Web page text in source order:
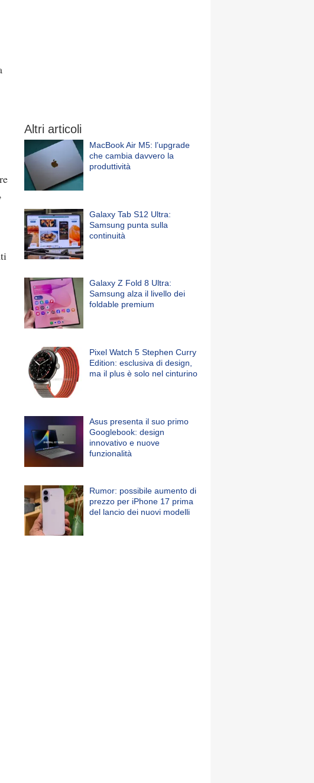
Altri articoli
MacBook Air M5: l’upgrade
che cambia davvero la
produttività
Galaxy Tab S12 Ultra:
Samsung punta sulla
continuità
Galaxy Z Fold 8 Ultra:
Samsung alza il livello dei
foldable premium
Pixel Watch 5 Stephen Curry
Edition: esclusiva di design,
ma il plus è solo nel cinturino
Asus presenta il suo primo
Googlebook: design
innovativo e nuove
funzionalità
Rumor: possibile aumento di
prezzo per iPhone 17 prima
del lancio dei nuovi modelli